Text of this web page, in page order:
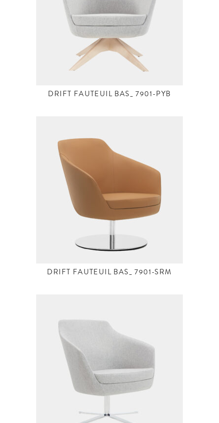
DRIFT FAUTEUIL BAS_ 7901-PYB
DRIFT FAUTEUIL BAS_ 7901-SRM